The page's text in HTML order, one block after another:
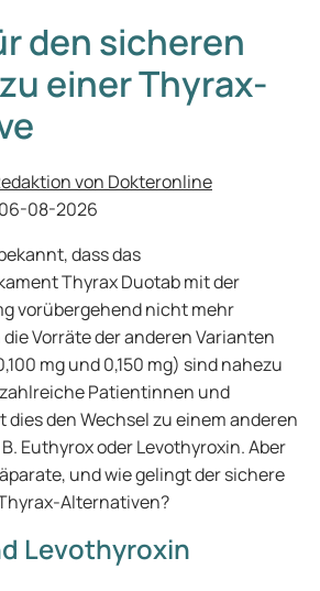
den sicheren
einer Thyrax-
von Dokteronline
06-08-2026
dass das
Thyrax Duotab mit der
vorübergehend nicht mehr
Vorräte der anderen Varianten
mg und 0,150 mg) sind nahezu
Patientinnen und
den Wechsel zu einem anderen
Euthyrox oder Levothyroxin. Aber
und wie gelingt der sichere
Alternativen?
Levothyroxin